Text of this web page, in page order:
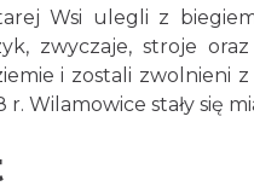
Wsi ulegli z
zwyczaje, stroje
i zostali zwolnieni
r. Wilamowice stały się